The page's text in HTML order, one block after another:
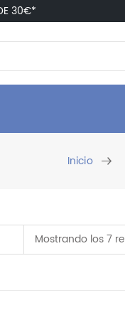
30€*
Inicio
Mostrando los 7